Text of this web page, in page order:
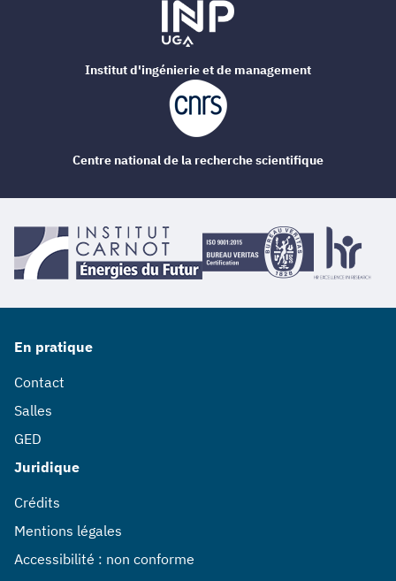
En pratique
Contact
Salles
GED
Juridique
Crédits
Mentions légales
Accessibilité : non conforme
Institut d'ingénierie et de management
Centre national de la recherche scientifique